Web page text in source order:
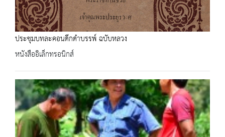
ประชุมบทละคอนดึกดำบรรพ์ ฉบับหลวง
หนังสืออิเล็กทรอนิกส์